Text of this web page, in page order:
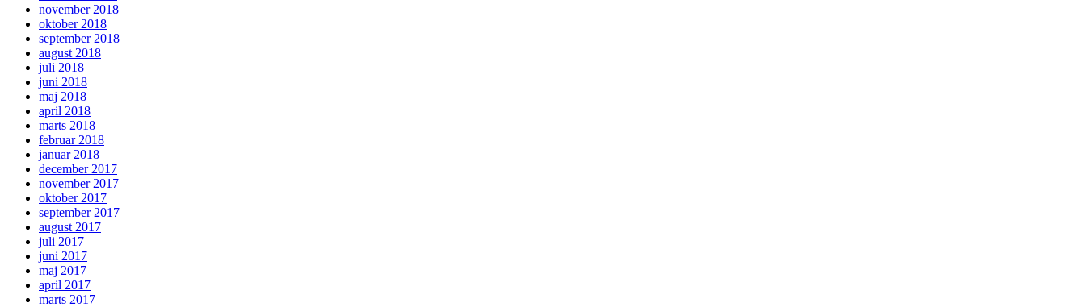
november 2018
oktober 2018
september 2018
august 2018
juli 2018
juni 2018
maj 2018
april 2018
marts 2018
februar 2018
januar 2018
december 2017
november 2017
oktober 2017
september 2017
august 2017
juli 2017
juni 2017
maj 2017
april 2017
marts 2017